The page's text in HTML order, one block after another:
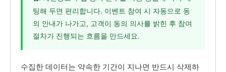
팅해 두면 편리합니다. 이벤트 참여 시 자동으로 동
의 안내가 나가고, 고객이 동의 의사를 밝힌 후 참여
절차가 진행되는 흐름을 만드세요.
수집한 데이터는 약속한 기간이 지나면 반드시 삭제하